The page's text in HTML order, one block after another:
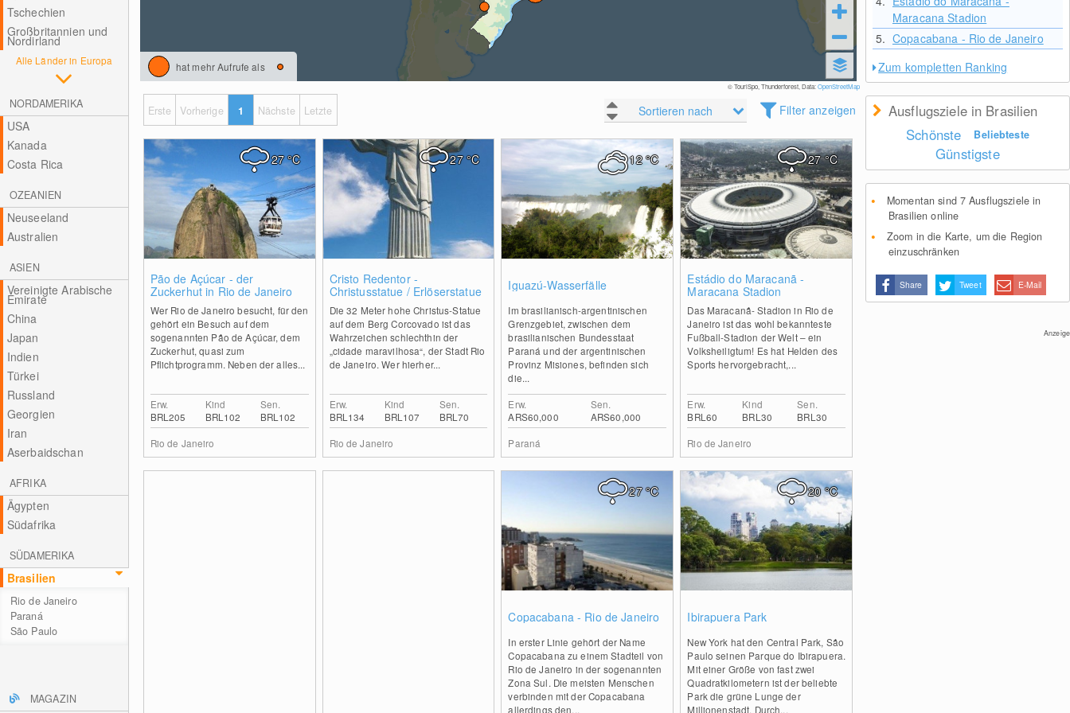
Tschechien
Großbritannien und
Nordirland
Alle Länder in Europa
NORDAMERIKA
USA
Kanada
Costa Rica
OZEANIEN
Neuseeland
Australien
ASIEN
Vereinigte Arabische
Emirate
China
Japan
Indien
Türkei
Russland
Georgien
Iran
Aserbaidschan
AFRIKA
Ägypten
Südafrika
SÜDAMERIKA
Brasilien
Rio de Janeiro
Paraná
São Paulo
MAGAZIN
hat mehr Aufrufe als
© TouriSpo, Thunderforest, Data:OpenStreetMap
Sortieren nach Filter anzeigen
Erste Vorherige 1 Nächste Letzte
Pão de Açúcar - der
Zuckerhut in Rio de Janeiro
Wer Rio de Janeiro besucht, für den
gehört ein Besuch auf dem
sogenannten Pão de Açúcar, dem
Zuckerhut, quasi zum
Pflichtprogramm. Neben der alles...
Erw.
BRL205
Kind
BRL102
Sen.
BRL102
27°C
Rio de Janeiro
Cristo Redentor -
Christusstatue / Erlöserstatue
Die 32 Meter hohe Christus-Statue
auf dem Berg Corcovado ist das
Wahrzeichen schlechthin der
„cidade maravilhosa“, der Stadt Rio
de Janeiro. Wer hierher...
Erw.
BRL134
Kind
BRL107
Sen.
BRL70
27°C
Rio de Janeiro
Iguazú-Wasserfälle
Im brasilianisch-argentinischen
Grenzgebiet, zwischen dem
brasilianischen Bundesstaat
Paraná und der argentinischen
Provinz Misiones, befinden sich
die...
Erw.
ARS60,000
Sen.
ARS60,000
12°C
Paraná
Estádio do Maracanã -
Maracana Stadion
Das Maracanã- Stadion in Rio de
Janeiro ist das wohl bekannteste
Fußball-Stadion der Welt – ein
Volksheiligtum! Es hat Helden des
Sports hervorgebracht,...
Erw.
BRL60
Kind
BRL30
Sen.
BRL30
27°C
Rio de Janeiro
Copacabana - Rio de Janeiro
In erster Linie gehört der Name
Copacabana zu einem Stadteil von
Rio de Janeiro in der sogenannten
Zona Sul. Die meisten Menschen
verbinden mit der Copacabana
allerdings den...
27°C
Ibirapuera Park
New York hat den Central Park, São
Paulo seinen Parque do Ibirapuera.
Mit einer Größe von fast zwei
Quadratkilometern ist der beliebte
Park die grüne Lunge der
Millionenstadt. Durch...
20°C
Maracana Stadion
5. Copacabana - Rio de Janeiro
Zum kompletten Ranking
Ausflugsziele in Brasilien
Schönste
Beliebteste
Günstigste
Momentan sind 7 Ausflugsziele in
Brasilien online
Zoom in die Karte, um die Region
einzuschränken
Share Tweet E-Mail
Anzeige